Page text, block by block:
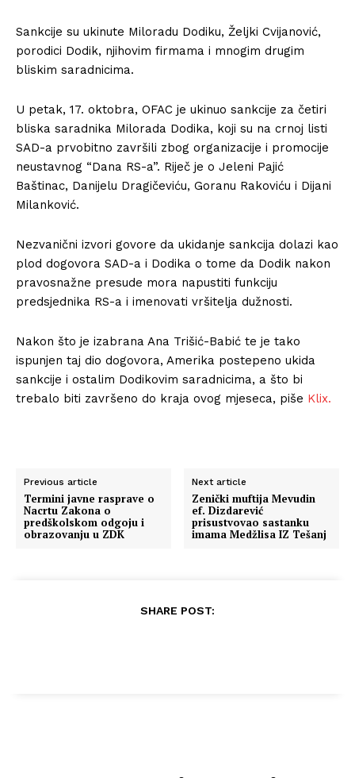
Sankcije su ukinute Miloradu Dodiku, Željki Cvijanović,
porodici Dodik, njihovim firmama i mnogim drugim
bliskim saradnicima.
U petak, 17. oktobra, OFAC je ukinuo sankcije za četiri
bliska saradnika Milorada Dodika, koji su na crnoj listi
SAD-a prvobitno završili zbog organizacije i promocije
neustavnog “Dana RS-a”. Riječ je o Jeleni Pajić
Baštinac, Danijelu Dragičeviću, Goranu Rakoviću i Dijani
Milanković.
Nezvanični izvori govore da ukidanje sankcija dolazi kao
plod dogovora SAD-a i Dodika o tome da Dodik nakon
pravosnažne presude mora napustiti funkciju
predsjednika RS-a i imenovati vršitelja dužnosti.
Nakon što je izabrana Ana Trišić-Babić te je tako
ispunjen taj dio dogovora, Amerika postepeno ukida
sankcije i ostalim Dodikovim saradnicima, a što bi
trebalo biti završeno do kraja ovog mjeseca, piše Klix.
Previous article
Termini javne rasprave o
Nacrtu Zakona o
predškolskom odgoju i
obrazovanju u ZDK
Next article
Zenički muftija Mevudin
ef. Dizdarević
prisustvovao sastanku
imama Medžlisa IZ Tešanj
SHARE POST: